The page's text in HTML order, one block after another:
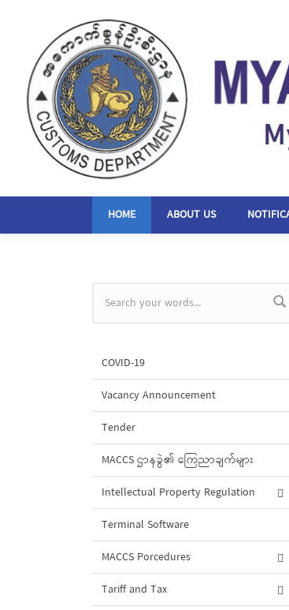
HOME ABOUT US
Search form
COVID-19
Vacancy Announcement
Tender
MACCS ဌာနခွဲ၏ ကြေညာချက်များ
Intellectual Property Regulation
Terminal Software
MACCS Porcedures
Tariff and Tax